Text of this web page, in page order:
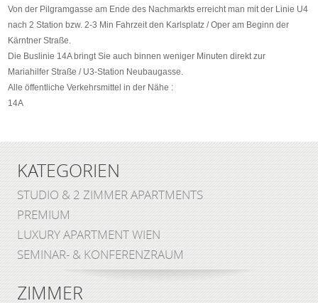
Von der Pilgramgasse am Ende des Nachmarkts erreicht man mit der Linie U4
nach 2 Station bzw. 2-3 Min Fahrzeit den Karlsplatz / Oper am Beginn der
Kärntner Straße.
Die Buslinie 14A bringt Sie auch binnen weniger Minuten direkt zur
Mariahilfer Straße / U3-Station Neubaugasse.
Alle öffentliche Verkehrsmittel in der Nähe :
14A
KATEGORIEN
STUDIO & 2 ZIMMER APARTMENTS
PREMIUM
LUXURY APARTMENT WIEN
SEMINAR- & KONFERENZRAUM
ZIMMER